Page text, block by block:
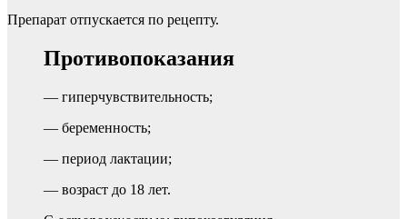
Препарат отпускается по рецепту.
Противопоказания
— гиперчувствительность;
— беременность;
— период лактации;
— возраст до 18 лет.